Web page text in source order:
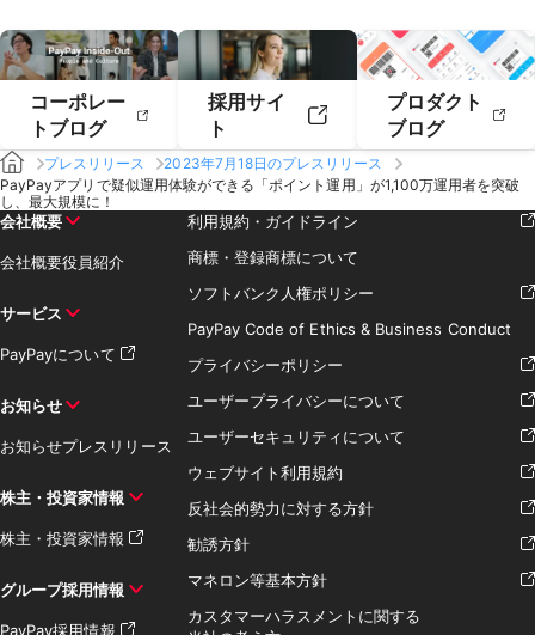
コーポレー
トブログ
採用サイ
ト
プロダクト
ブログ
プレスリリース
2023年7月18日のプレスリリース
PayPayアプリで疑似運用体験ができる「ポイント運用」が1,100万運用者を突破
し、最大規模に！
会社概要
会社概要役員紹介
サービス
PayPayについて
お知らせ
お知らせプレスリリース
株主・投資家情報
株主・投資家情報
グループ採用情報
PayPay採用情報
利用規約・ガイドライン
商標・登録商標について
ソフトバンク人権ポリシー
PayPay Code of Ethics & Business Conduct
プライバシーポリシー
ユーザープライバシーについて
ユーザーセキュリティについて
ウェブサイト利用規約
反社会的勢力に対する方針
勧誘方針
マネロン等基本方針
カスタマーハラスメントに関する